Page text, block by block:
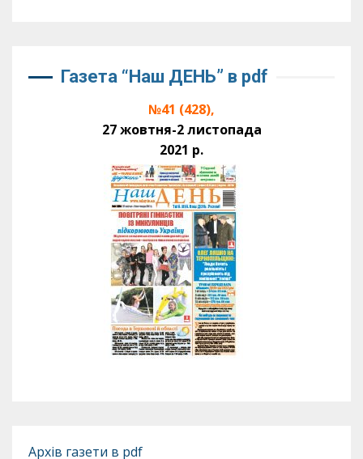
Газета “Наш ДЕНЬ” в pdf
№41 (428),
27 жовтня-2 листопада
2021 р.
Архів газети в pdf